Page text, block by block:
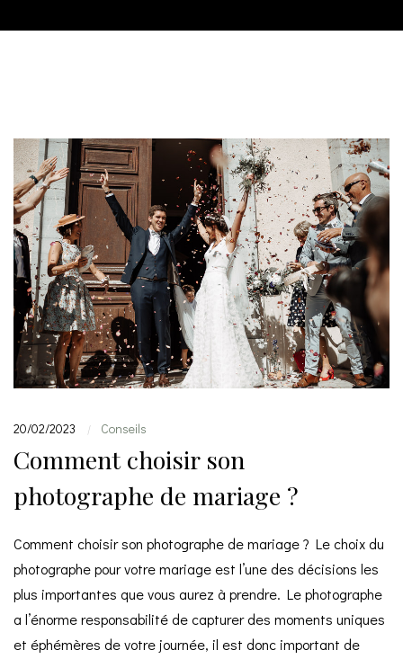
20/02/2023 | Conseils
Comment choisir son
photographe de mariage ?
Comment choisir son photographe de mariage ? Le choix du
photographe pour votre mariage est l’une des décisions les
plus importantes que vous aurez à prendre. Le photographe
a l’énorme responsabilité de capturer des moments uniques
et éphémères de votre journée, il est donc important de